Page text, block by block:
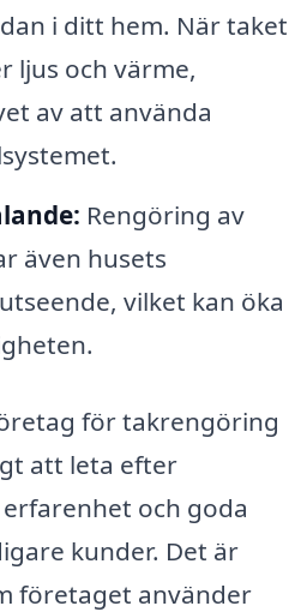
i ditt hem. När taket
ljus och värme,
av att använda
Rengöring av
även husets
vilket kan öka
för takrengöring
att leta efter
och goda
kunder. Det är
företaget använder